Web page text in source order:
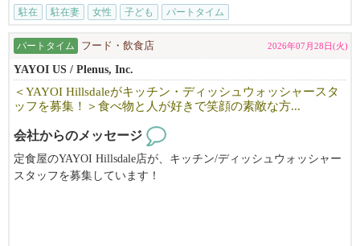
英語に自信がない、社会と繋がりを持ちたい、日々にやりがいを
子どもの学校の時間しか働けない、未経験の方も歓迎します。
さまざまな背景や課題を抱える日本人女性が、安心して働ける場
をつくりたい、その想いで立ち上げた会社です。
たくさんの日本人女性が働いています。
駐在
駐在妻 女性 子ども パートタイム
パートタイム フード・飲食店 2026年07月28日(火)
YAYOI US / Plenus, Inc.
＜YAYOI Hillsdaleがキッチン・ディッシュウォッシャースタ
ッフを募集！＞食べ物と人が好きで笑顔の素敵な方...
会社からのメッセージ
定食屋のYAYOI Hillsdale店が、キッチン/ディッシュウォッシャー
スタッフを募集しています！